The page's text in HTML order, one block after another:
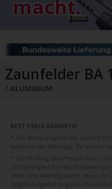
Tore
ALUMINIUM
Schiebetore Industrie
Industrie Zaunsysteme
Schiebetore Drehtore
Muster
macht.
Zaunfelder BA
ALUMINIUM
BEST PREIS GARANTIE
* Die Bestpreisgarantie bezieht
inklusive der Montage. Es werden
* Die Prüfung des Preises muss
Onlinevergleich eines
ohne Onlinekonfigurator, muss der
Originalangebot eingereicht werden.